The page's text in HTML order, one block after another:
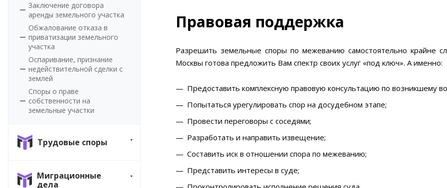
Заключение договора
аренды земельного участка
Обжалование отказа в
приватизации земельного
участка
Оспаривание, признание
недействительной сделки с
землей
Споры о праве
собственности на
земельные участки
Трудовые споры
Миграционные
дела
Правовая поддержка
Разрешить земельные споры по межеванию самостоятельно крайне
Москвы готова предложить Вам спектр своих услуг «под ключ». А именно:
Предоставить комплексную правовую консультацию по возникшему
Попытаться урегулировать спор на досудебном этапе;
Провести переговоры с соседями;
Разработать и направить извещение;
Составить иск в отношении спора по межеванию;
Представить интересы в суде;